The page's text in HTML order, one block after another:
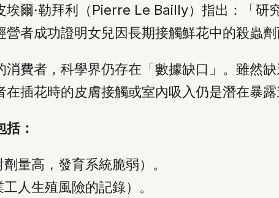
埃爾·勒拜利（Pierre Le Bailly）指出：「研
者成功證明女兒因長期接觸鮮花中的殺蟲劑
消費者，科學界仍存在「數據缺口」。雖然
在插花時的皮膚接觸或室內吸入仍是潛在暴露
：
量高，發育系統脆弱）。
人生殖風險的記錄）。